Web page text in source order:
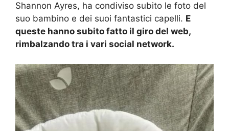
Shannon Ayres, ha condiviso subito le foto del
suo bambino e dei suoi fantastici capelli. E
queste hanno subito fatto il giro del web,
rimbalzando tra i vari social network.